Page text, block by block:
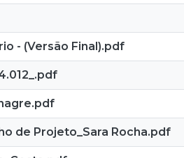
- (Versão Final).pdf
de Projeto_Sara Rocha.pdf